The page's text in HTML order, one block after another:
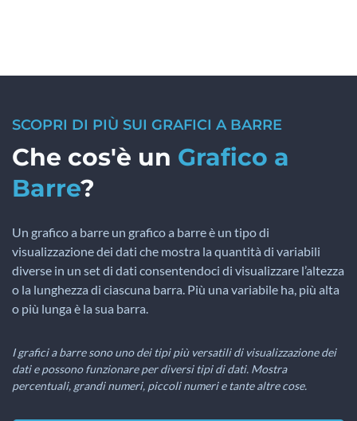
SCOPRI DI PIÙ SUI GRAFICI A BARRE
Che cos'è un Grafico a
Barre?
Un grafico a barre un grafico a barre è un tipo di
visualizzazione dei dati che mostra la quantità di variabili
diverse in un set di dati consentendoci di visualizzare l’altezza
o la lunghezza di ciascuna barra. Più una variabile ha, più alta
o più lunga è la sua barra.
I grafici a barre sono uno dei tipi più versatili di visualizzazione dei
dati e possono funzionare per diversi tipi di dati. Mostra
percentuali, grandi numeri, piccoli numeri e tante altre cose.